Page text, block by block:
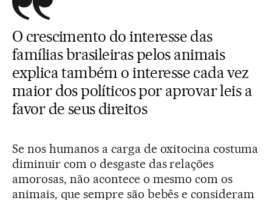
O crescimento do interesse das
famílias brasileiras pelos animais
explica também o interesse cada vez
maior dos políticos por aprovar leis a
favor de seus direitos
Se nos humanos a carga de oxitocina costuma
diminuir com o desgaste das relações
amorosas, não acontece o mesmo com os
animais, que sempre são bebês e consideram